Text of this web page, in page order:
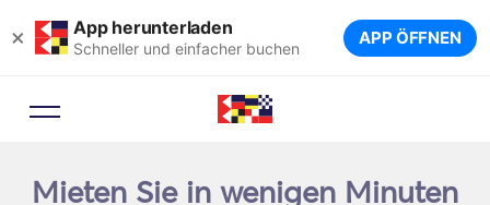
× App herunterladen
Schneller und einfacher buchen APP ÖFFNEN
Mieten Sie in wenigen Minuten